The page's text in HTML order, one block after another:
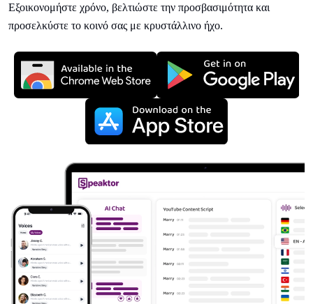
Εξοικονομήστε χρόνο, βελτιώστε την προσβασιμότητα και
προσελκύστε το κοινό σας με κρυστάλλινο ήχο.